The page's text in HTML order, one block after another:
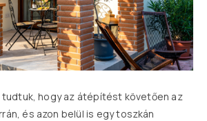
tudtuk, hogy az átépítést követően az
és azon belül is egy toszkán